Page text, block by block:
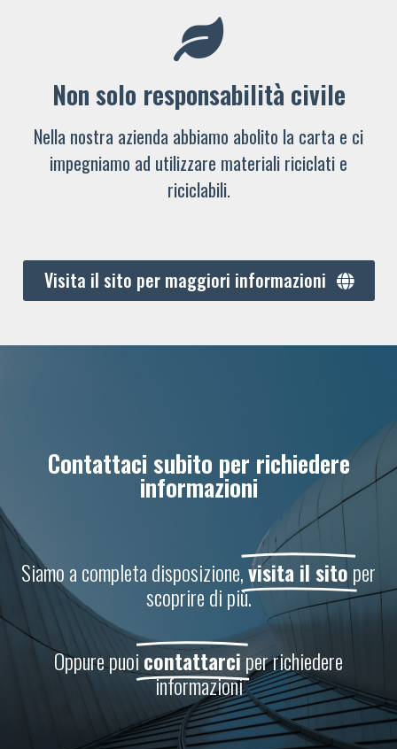
Non solo responsabilità civile
Nella nostra azienda abbiamo abolito la carta e ci
impegniamo ad utilizzare materiali riciclati e
riciclabili.
Visita il sito per maggiori informazioni
Contattaci subito per richiedere
informazioni
Siamo a completa disposizione,visita il sitoper
scoprire di più.
Oppure puoicontattarciper richiedere
informazioni